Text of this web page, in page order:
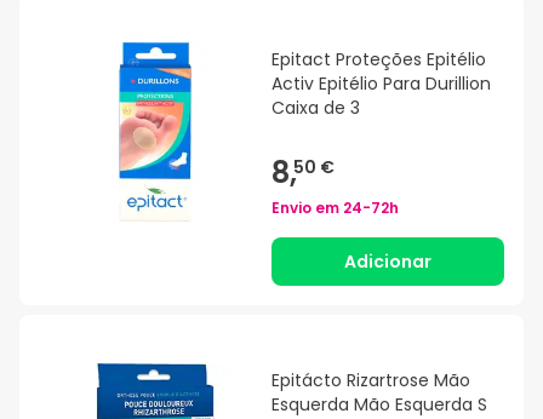
Epitact Proteções Epitélio
Activ Epitélio Para Durillion
Caixa de 3
8,50 €
Envio em 24-72h
Adicionar
Epitácto Rizartrose Mão
Esquerda Mão Esquerda S